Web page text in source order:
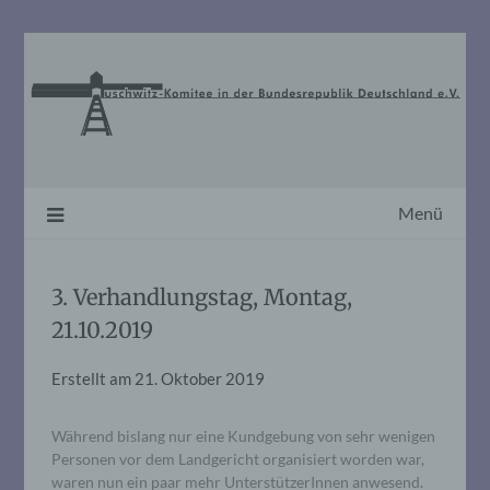
Menü
3. Verhandlungstag, Montag,
21.10.2019
Erstellt am 21. Oktober 2019
Während bislang nur eine Kundgebung von sehr wenigen
Personen vor dem Landgericht organisiert worden war,
waren nun ein paar mehr UnterstützerInnen anwesend.